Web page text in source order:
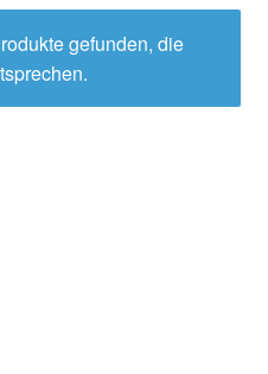
gefunden, die